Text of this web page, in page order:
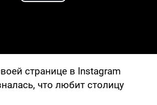
странице в Instagram
что любит столицу